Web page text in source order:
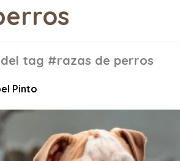
tag #razas de perros
Pinto